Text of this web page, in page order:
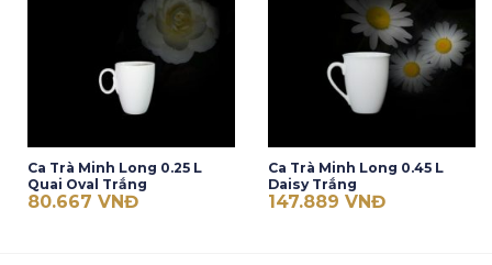
Ca Trà Minh Long 0.25 L
Quai Oval Trắng
80.667 VNĐ
Ca Trà Minh Long 0.45 L
Daisy Trắng
147.889 VNĐ